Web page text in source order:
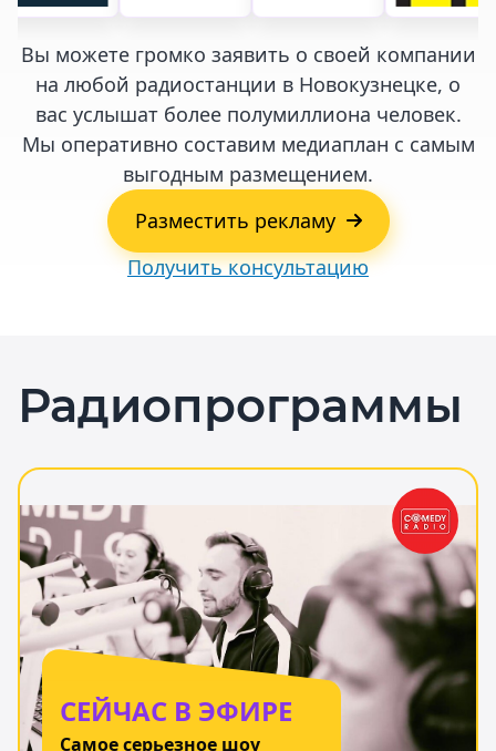
Вы можете громко заявить о своей компании
на любой радиостанции в Новокузнецке, о
вас услышат более полумиллиона человек.
Мы оперативно составим медиаплан с самым
выгодным размещением.
Разместить рекламу
Получить консультацию
Радиопрограммы
СЕЙЧАС В ЭФИРЕ
Самое серьезное шоу